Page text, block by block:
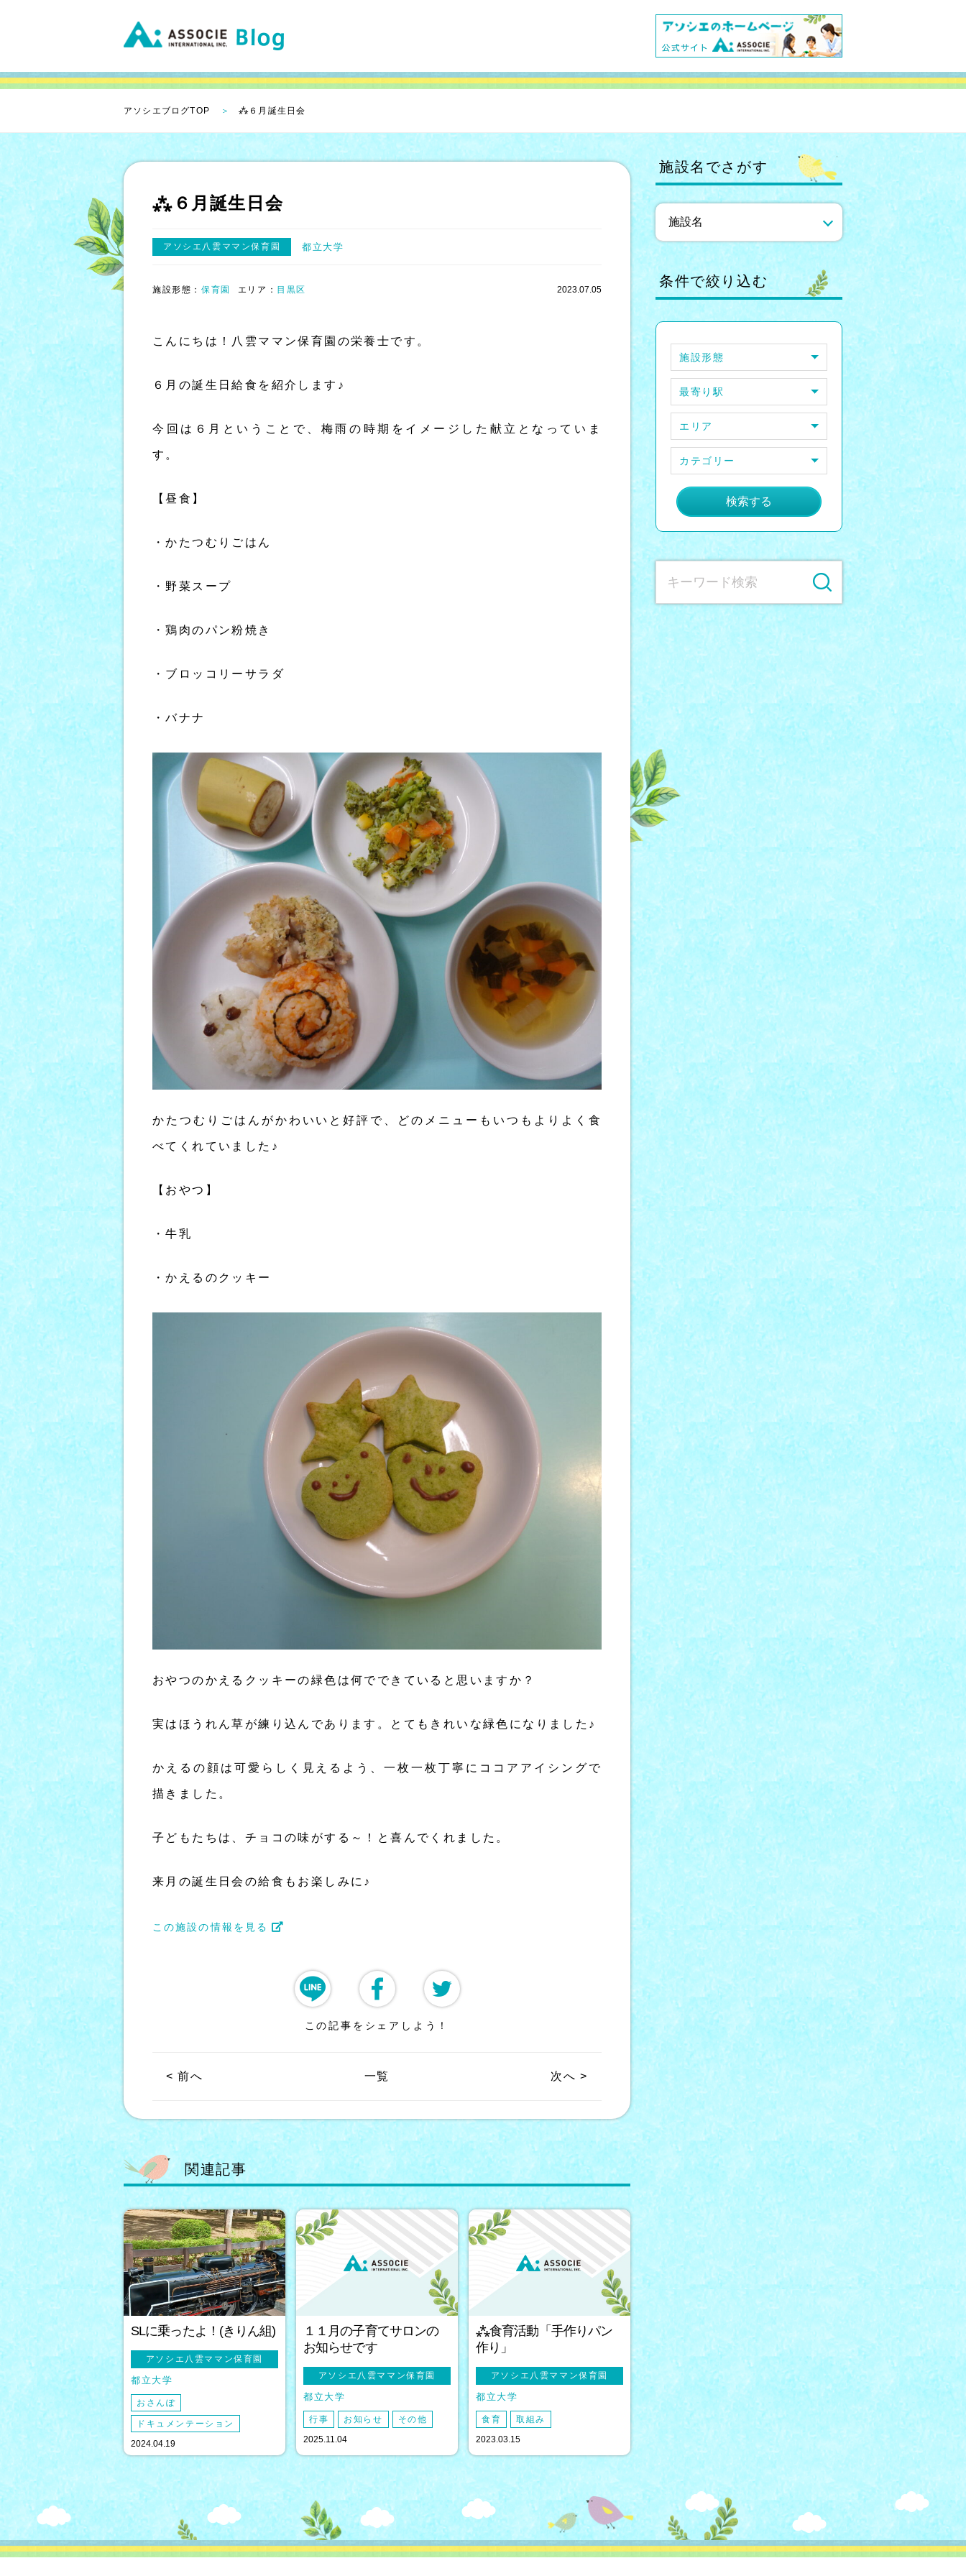
アソシエブログTOP ⁂６月誕生日会
⁂６月誕生日会
アソシエ八雲ママン保育園 都立大学
施設形態： 保育園 エリア： 目黒区 2023.07.05
こんにちは！八雲ママン保育園の栄養士です。
６月の誕生日給食を紹介します♪
今回は６月ということで、梅雨の時期をイメージした献立となっていま
す。
【昼食】
・かたつむりごはん
・野菜スープ
・鶏肉のパン粉焼き
・ブロッコリーサラダ
・バナナ
かたつむりごはんがかわいいと好評で、どのメニューもいつもよりよく食
べてくれていました♪
【おやつ】
・牛乳
・かえるのクッキー
おやつのかえるクッキーの緑色は何でできていると思いますか？
実はほうれん草が練り込んであります。とてもきれいな緑色になりました♪
かえるの顔は可愛らしく見えるよう、一枚一枚丁寧にココアアイシングで
描きました。
子どもたちは、チョコの味がする～！と喜んでくれました。
来月の誕生日会の給食もお楽しみに♪
この施設の情報を見る
この記事をシェアしよう！
< 前へ 一覧 次へ >
関連記事
SLに乗ったよ！(きりん組)
アソシエ八雲ママン保育園
都立大学
おさんぽ
ドキュメンテーション
2024.04.19
１１月の子育てサロンの
お知らせです
アソシエ八雲ママン保育園
都立大学
行事 お知らせ その他
2025.11.04
⁂食育活動「手作りパン
作り」
アソシエ八雲ママン保育園
都立大学
食育 取組み
2023.03.15
施設名でさがす
条件で絞り込む
施設形態
最寄り駅
エリア
カテゴリー